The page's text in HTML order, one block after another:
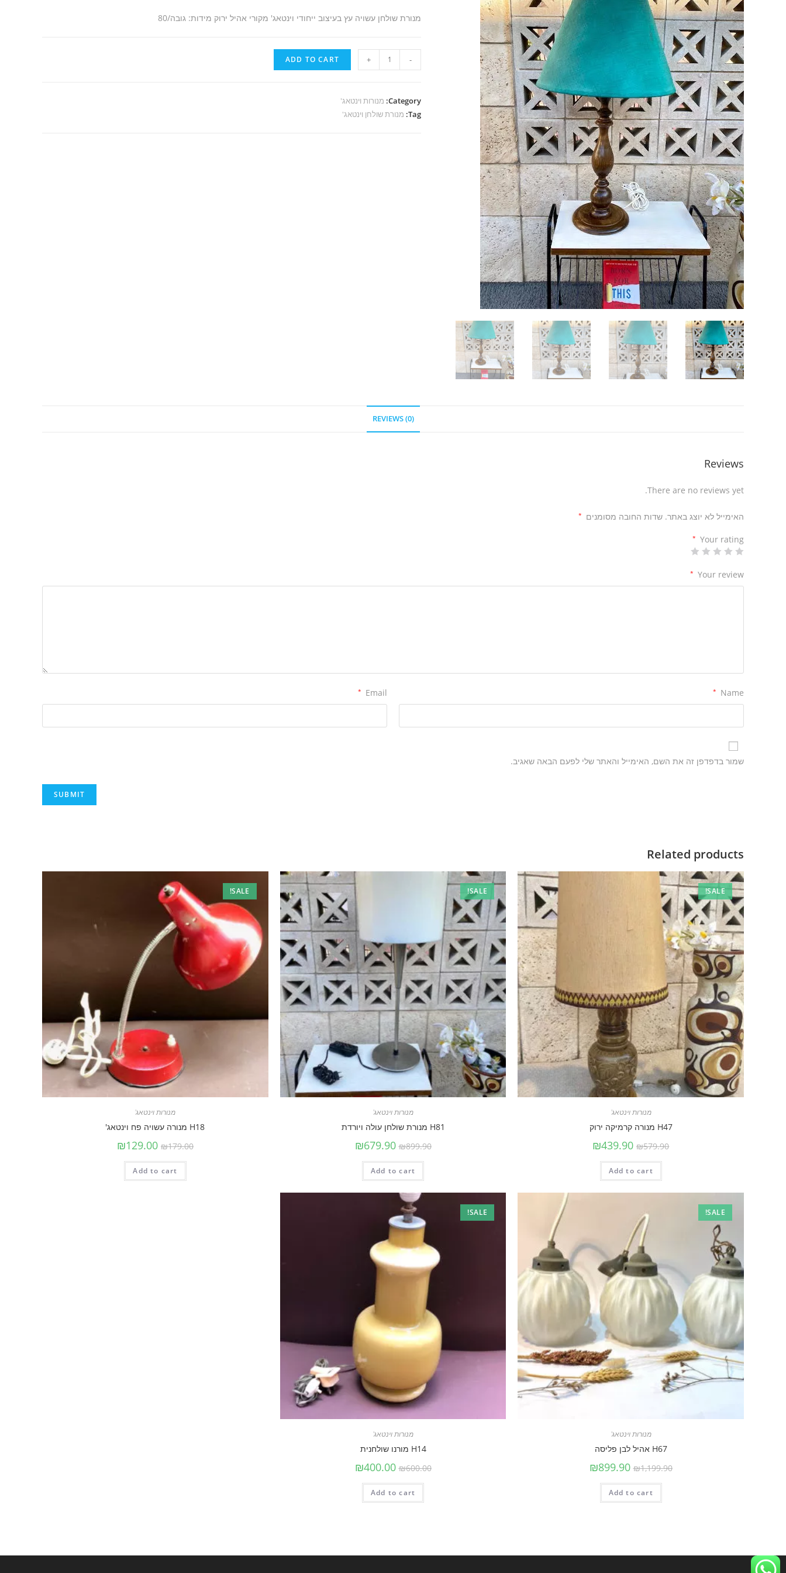
מנורת שולחן עשויה עץ בעיצוב ייחודי וינטאג' מקורי אהיל ירוק מידות: גובה/80
-
H80
מנורת
מהממת
quantity
+
ADD TO CART
Category: מנורות וינטאג'
Tag: מנורת שולחן וינטאג'
REVIEWS (0)
Reviews
There are no reviews yet.
האימייל לא יוצג באתר. שדות החובה מסומנים *
Your rating
*
Your review
*
Name
*
Email
*
שמור בדפדפן זה את השם, האימייל והאתר שלי לפעם הבאה שאגיב.
Related products
SALE!
מנורות וינטאג'
H47 מנורה קרמיקה ירוק
₪579.90
₪439.90
Add to cart
SALE!
מנורות וינטאג'
H81 מנורת שולחן עולה ויורדת
₪899.90
₪679.90
Add to cart
SALE!
מנורות וינטאג'
H18 מנורה עשויה פח וינטאג'
₪179.00
₪129.00
Add to cart
SALE!
מנורות וינטאג'
H67 אהיל לבן פליסה
₪1,199.90
₪899.90
Add to cart
SALE!
מנורות וינטאג'
H14 מורנו שולחנית
₪600.00
₪400.00
Add to cart